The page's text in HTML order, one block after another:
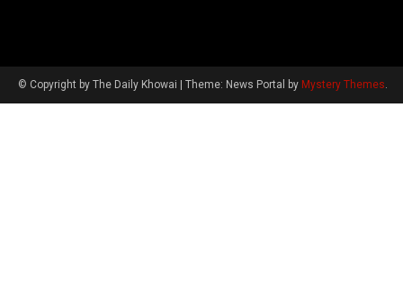
© Copyright by The Daily Khowai Theme: News Portal by Mystery Themes.